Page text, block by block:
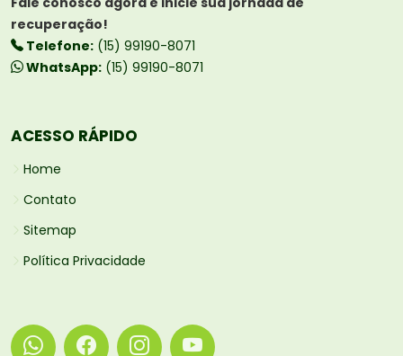
recuperação!
Telefone: (15) 99190-8071
WhatsApp: (15) 99190-8071
ACESSO RÁPIDO
Home
Contato
Sitemap
Política Privacidade